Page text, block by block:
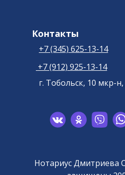
Контакты
+7 (345) 625-13-14
+7 (912) 925-13-14
г. Тобольск, 10 мкр-
Нотариус Дмитриева